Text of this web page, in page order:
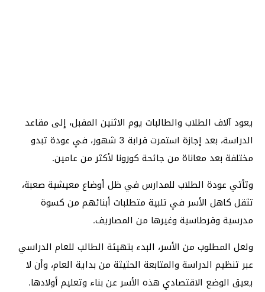
يعود آلاف الطلاب والطالبات يوم الاثنين المقبل، إلى مقاعد
الدراسة، بعد إجازة استمرت قرابة 3 شهور، في عودة تبدو
مختلفة بعد معاناة من جائحة كورونا لأكثر من عامين.
وتأتي عودة الطلاب للمدارس في ظل أوضاع معيشية صعبة،
تثقل كاهل الأسر في تلبية متطلبات أبنائهم من كسوة
مدرسية وقرطاسية وغيرها من المصاريف.
ولعل المطلوب من الأسر، البدء بتهيئة الطالب للعام الدراسي
عبر تنظيم الدراسة والمتابعة الحثيثة من بداية العام، وأن لا
يعيق الوضع الاقتصادي هذه الأسر عن بناء وتعليم أولادها.